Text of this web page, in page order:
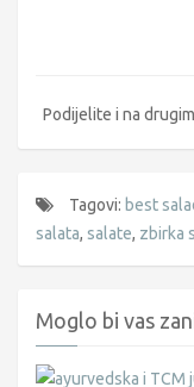
Podijelite i na
Tagovi: best
salata, salate, zbirka
Moglo bi vas